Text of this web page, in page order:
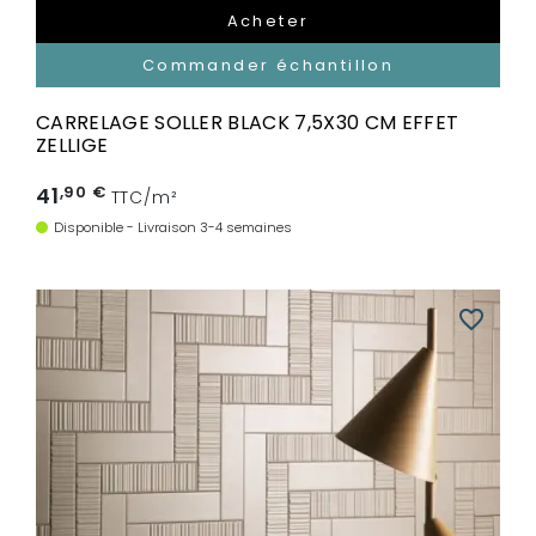
Acheter
Commander échantillon
CARRELAGE SOLLER BLACK 7,5X30 CM EFFET
ZELLIGE
41,90 € TTC/m²
Disponible - Livraison 3-4 semaines
favorite_border